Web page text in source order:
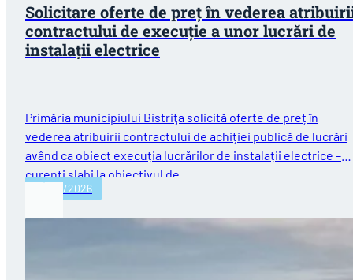
Solicitare oferte de preț în vederea
contractului de execuție a unor lucrări de
instalații electrice
Primăria municipiului Bistriţa solicită oferte de preț în
vederea atribuirii contractului de achiției publică de lucrări
având ca obiect execuția lucrărilor de instalații electrice –
curenți slabi la obiectivul de…
25/03/2026